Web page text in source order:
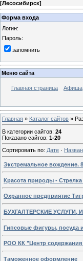
[Лесосибирск]
Форма входа
Логин:
Пароль:
запомнить
Меню сайта
Главная страница Афиша
Главная » Каталог сайтов »
В категории сайтов: 24
Показано сайтов: 1-20
Сортировать по: Дате ·
Экстремальное вождение.
Красота природы -
Охранное предприятие
БУХГАЛТЕРСКИЕ УСЛУГИ,
Гипсовые фигуры, посуда
РОО КК "Центр
Таможенное оформление